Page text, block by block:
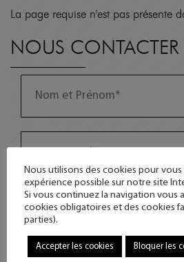
La page requise n'est pas présente
NOUS CONTACTER
Nous utilisons des cookies pour
expérience possible sur notre site
Si vous continuez la navigation vous
cookies obligatoires et des cookies
parties).
Accepter les cookies Bloquer les